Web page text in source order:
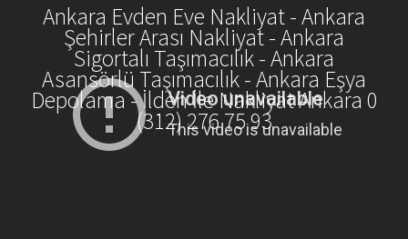
Ankara Evden Eve Nakliyat - Ankara
Şehirler Arası Nakliyat - Ankara
Sigortalı Taşımacılık - Ankara
Asansörlü Taşımacılık - Ankara Eşya
Depolama - İlden İle Nakliyat Ankara 0
(312) 276 75 93